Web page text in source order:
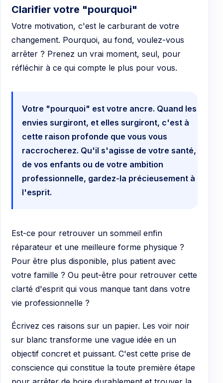
Clarifier votre "pourquoi"
Votre motivation, c'est le carburant de votre
changement. Pourquoi, au fond, voulez-vous
arrêter ? Prenez un vrai moment, seul, pour
réfléchir à ce qui compte le plus pour vous.
Votre "pourquoi" est votre ancre. Quand les
envies surgiront, et elles surgiront, c'est à
cette raison profonde que vous vous
raccrocherez. Qu'il s'agisse de votre santé,
de vos enfants ou de votre ambition
professionnelle, gardez-la précieusement à
l'esprit.
Est-ce pour retrouver un sommeil enfin
réparateur et une meilleure forme physique ?
Pour être plus disponible, plus patient avec
votre famille ? Ou peut-être pour retrouver cette
clarté d'esprit qui vous manque tant dans votre
vie professionnelle ?
Écrivez ces raisons sur un papier. Les voir noir
sur blanc transforme une vague idée en un
objectif concret et puissant. C'est cette prise de
conscience qui constitue la toute première étape